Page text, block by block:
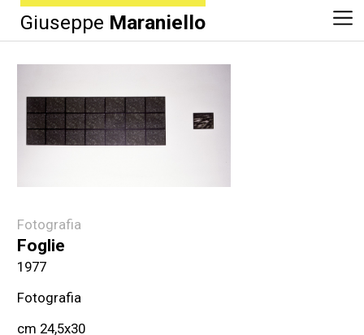
Giuseppe Maraniello
Fotografia
Foglie
1977
Fotografia
cm 24,5x30